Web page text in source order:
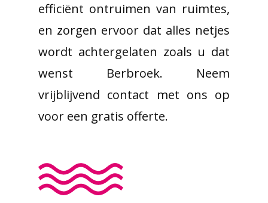
efficiënt ontruimen van ruimtes,
en zorgen ervoor dat alles netjes
wordt achtergelaten zoals u dat
wenst Berbroek. Neem
vrijblijvend contact met ons op
voor een gratis offerte.